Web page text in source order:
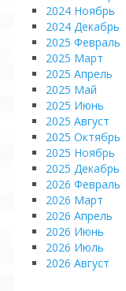
2024 Ноябрь
2024 Декабрь
2025 Февраль
2025 Март
2025 Апрель
2025 Май
2025 Июнь
2025 Август
2025 Октябрь
2025 Ноябрь
2025 Декабрь
2026 Февраль
2026 Март
2026 Апрель
2026 Июнь
2026 Июль
2026 Август